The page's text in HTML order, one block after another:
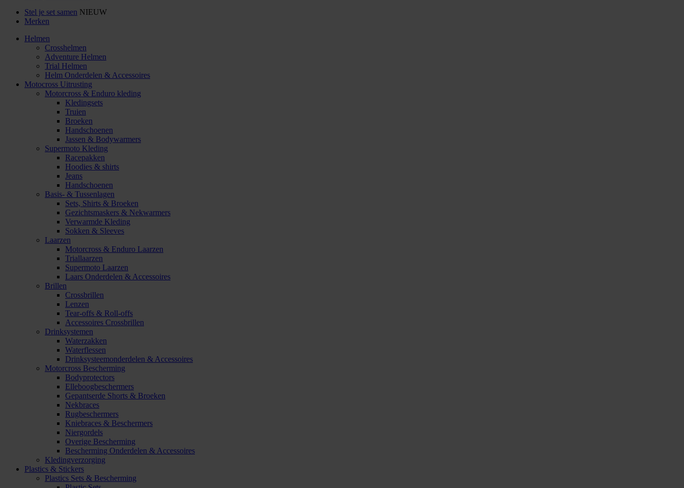
Stel je set samen NIEUW
Merken
Helmen
Crosshelmen
Adventure Helmen
Trial Helmen
Helm Onderdelen & Accessoires
Motocross Uitrusting
Motorcross & Enduro kleding
Kledingsets
Truien
Broeken
Handschoenen
Jassen & Bodywarmers
Supermoto Kleding
Racepakken
Hoodies & shirts
Jeans
Handschoenen
Basis- & Tussenlagen
Sets, Shirts & Broeken
Gezichtsmaskers & Nekwarmers
Verwarmde Kleding
Sokken & Sleeves
Laarzen
Motorcross & Enduro Laarzen
Triallaarzen
Supermoto Laarzen
Laars Onderdelen & Accessoires
Brillen
Crossbrillen
Lenzen
Tear-offs & Roll-offs
Accessoires Crossbrillen
Drinksystemen
Waterzakken
Waterflessen
Drinksysteemonderdelen & Accessoires
Motorcross Bescherming
Bodyprotectors
Elleboogbeschermers
Gepantserde Shorts & Broeken
Nekbraces
Rugbeschermers
Kniebraces & Beschermers
Niergordels
Overige Bescherming
Bescherming Onderdelen & Accessoires
Kledingverzorging
Plastics & Stickers
Plastics Sets & Bescherming